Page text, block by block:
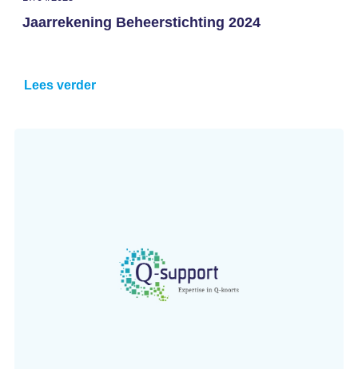
Jaarrekening Beheerstichting 2024
Lees verder